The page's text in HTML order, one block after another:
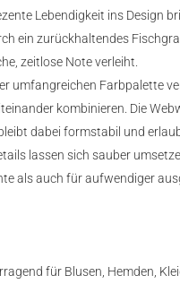
Lebendigkeit ins Design
ein zurückhaltendes
zeitlose Note verleiht.
umfangreichen Farbpalette
kombinieren. Die
dabei formstabil und
lassen sich sauber
als auch für aufwendiger
für Blusen, Hemden,